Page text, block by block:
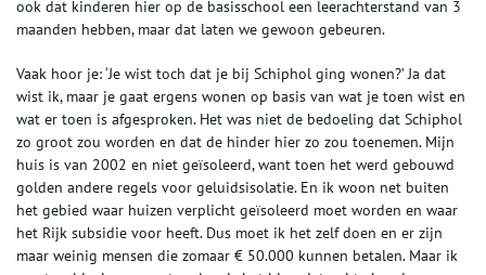
ook dat kinderen hier op de basis­school een leerachterstand van 3
maan­den hebben, maar dat laten we gewoon gebeuren.
Vaak hoor je: ‘Je wist toch dat je bij Schiphol ging wonen?’ Ja dat
wist ik, maar je gaat ergens wonen op basis van wat je toen wist en
wat er toen is afgesproken. Het was niet de bedoe­ling dat Schiphol
zo groot zou worden en dat de hinder hier zo zou toenemen. Mijn
huis is van 2002 en niet geïsoleerd, want toen het werd gebouwd
golden andere regels voor geluidsisolatie. En ik woon net buiten
het gebied waar huizen verplicht geïsoleerd moet worden en waar
het Rijk subsidie voor heeft. Dus moet ik het zelf doen en er zijn
maar weinig mensen die zomaar € 50.000 kunnen betalen. Maar ik